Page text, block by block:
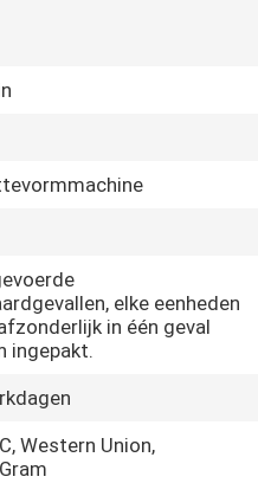
elke eenheden
in één geval
ingepakt.
Western Union,